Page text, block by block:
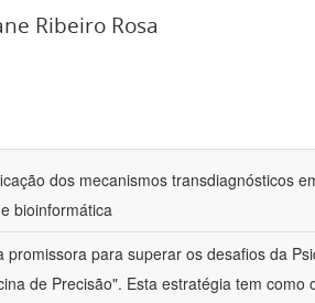
Ribeiro Rosa
dos mecanismos transdiagnósticos
bioinformática
promissora para superar os desafios da
de Precisão". Esta estratégia tem